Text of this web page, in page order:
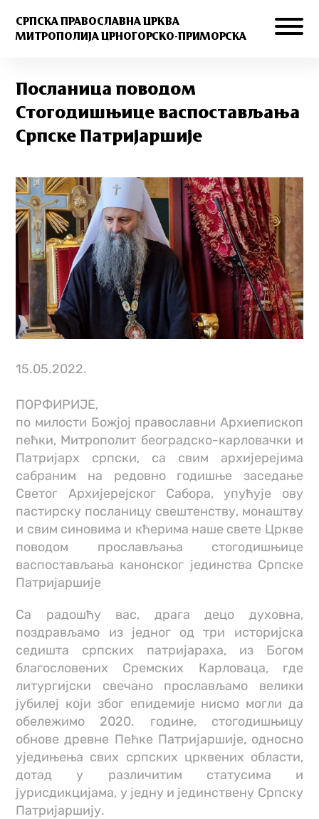
СРПСКА ПРАВОСЛАВНА ЦРКВА
МИТРОПОЛИЈА ЦРНОГОРСКО-ПРИМОРСКА
Посланица поводом
Стогодишњице васпостављања
Српске Патријаршије
15.05.2022.
ПОРФИРИЈЕ,
по милости Божјој православни Архиепископ
пећки, Митрополит београдско-карловачки и
Патријарх српски, са свим aрхијерејима
сабраним на редовно годишње заседање
Светог Архијерејског Сабора, упућује ову
пастирску посланицу свештенству, монаштву
и свим синовима и кћерима наше свете Цркве
поводом прослављања стогодишњице
васпостављања канонског јединства Српске
Патријаршије
Са радошћу вас, драга децо духовна,
поздрављамо из једног од три историјска
седишта српских патријараха, из Богом
благословених Сремских Карловаца, где
литургијски свечано прослављамо велики
јубилеј који због епидемије нисмо могли да
обележимо 2020. године, стогодишњицу
обнове древне Пећке Патријаршије, односно
уједињења свих српских црквених области,
дотад у различитим статусима и
јурисдикцијама, у једну и јединствену Српску
Патријаршију.